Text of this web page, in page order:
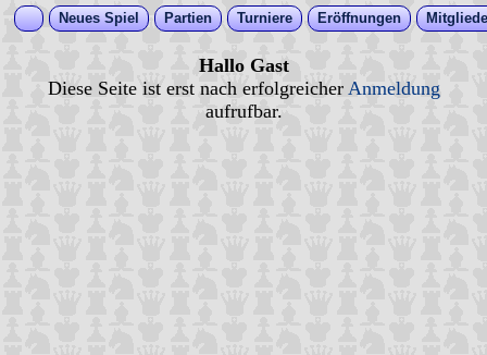
Neues Spiel Partien Turniere Eröffnungen
Hallo Gast
Diese Seite ist erst nach erfolgreicher Anmeldung
aufrufbar.